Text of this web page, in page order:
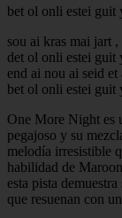
bet ol onli estei guit
sou ai kras mai jart
det ol onli estei guit
end ai nou ai seid
bet ol onli estei guit
One More Night es
pegajoso y su
melodía irresistible
habilidad de
esta pista
que resuenan con